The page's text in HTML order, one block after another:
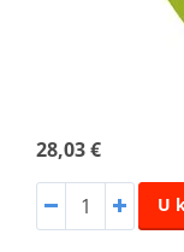
28,03 €
U